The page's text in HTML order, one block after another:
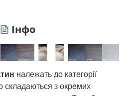
Інфо
належать до категорії
складаються з окремих